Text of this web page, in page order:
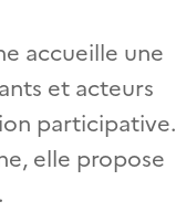
accueille une
et acteurs
participative.
elle propose